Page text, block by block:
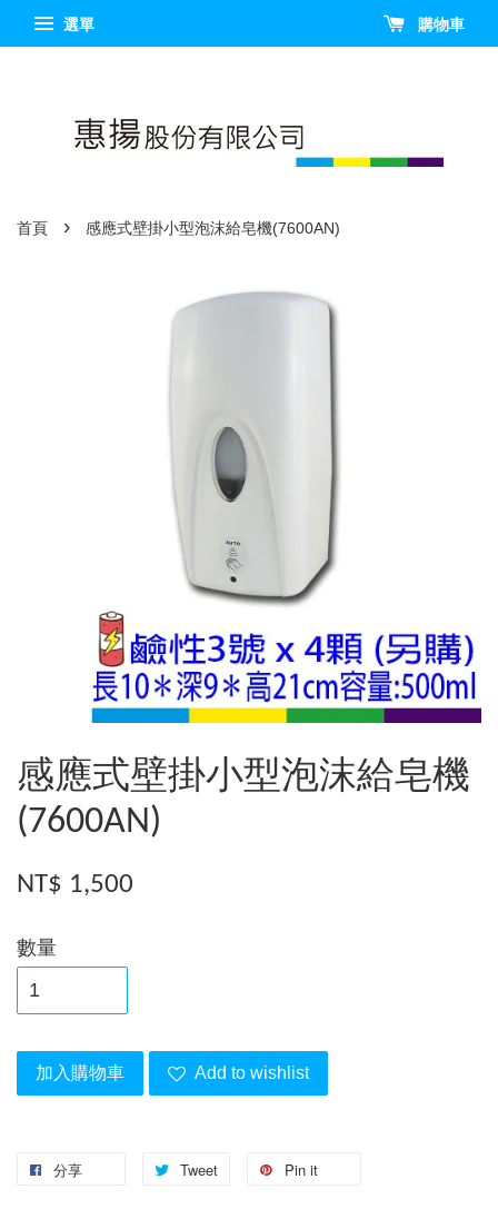
選單 購物車
首頁 › 感應式壁掛小型泡沫給皂機(7600AN)
感應式壁掛小型泡沫給皂機
(7600AN)
NT$ 1,500
數量
加入購物車 Add to wishlist
分享 Tweet Pin it